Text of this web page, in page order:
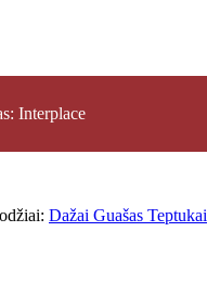
Interplace
Dažai Guašas Teptukai